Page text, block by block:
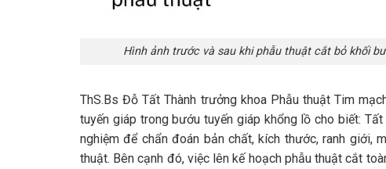
Hình ảnh trước và sau khi phẫu thuật cắt bỏ khối
ThS.Bs Đỗ Tất Thành trưởng khoa Phẫu thuật Tim
tuyến giáp trong bướu tuyến giáp khổng lồ cho biết:
nghiệm để chẩn đoán bản chất, kích thước, ranh giới,
thuật. Bên cạnh đó, việc lên kế hoạch phẫu thuật cắt